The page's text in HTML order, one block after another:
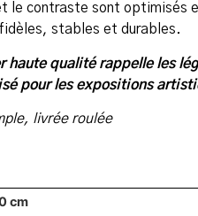
le contraste sont optimisés
stables et durables.
haute qualité rappelle les
pour les expositions
livrée roulée
cm